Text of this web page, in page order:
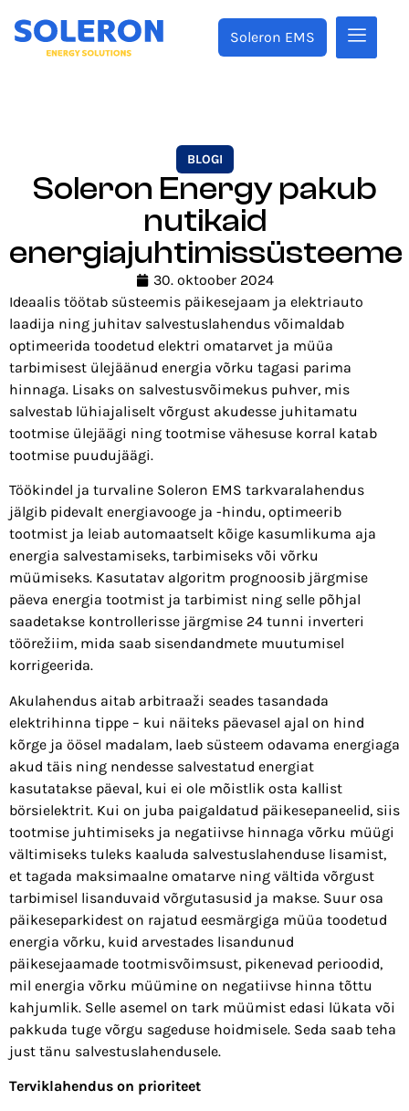
Soleron EMS
BLOGI
Soleron Energy pakub
nutikaid
energiajuhtimissüsteeme
30. oktoober 2024
Ideaalis töötab süsteemis päikesejaam ja elektriauto
laadija ning juhitav salvestuslahendus võimaldab
optimeerida toodetud elektri omatarvet ja müüa
tarbimisest ülejäänud energia võrku tagasi parima
hinnaga. Lisaks on salvestusvõimekus puhver, mis
salvestab lühiajaliselt võrgust akudesse juhitamatu
tootmise ülejäägi ning tootmise vähesuse korral katab
tootmise puudujäägi.
Töökindel ja turvaline Soleron EMS tarkvaralahendus
jälgib pidevalt energiavooge ja -hindu, optimeerib
tootmist ja leiab automaatselt kõige kasumlikuma aja
energia salvestamiseks, tarbimiseks või võrku
müümiseks. Kasutatav algoritm prognoosib järgmise
päeva energia tootmist ja tarbimist ning selle põhjal
saadetakse kontrollerisse järgmise 24 tunni inverteri
töörežiim, mida saab sisendandmete muutumisel
korrigeerida.
Akulahendus aitab arbitraaži seades tasandada
elektrihinna tippe – kui näiteks päevasel ajal on hind
kõrge ja öösel madalam, laeb süsteem odavama energiaga
akud täis ning nendesse salvestatud energiat
kasutatakse päeval, kui ei ole mõistlik osta kallist
börsielektrit. Kui on juba paigaldatud päikesepaneelid, siis
tootmise juhtimiseks ja negatiivse hinnaga võrku müügi
vältimiseks tuleks kaaluda salvestuslahenduse lisamist,
et tagada maksimaalne omatarve ning vältida võrgust
tarbimisel lisanduvaid võrgutasusid ja makse. Suur osa
päikeseparkidest on rajatud eesmärgiga müüa toodetud
energia võrku, kuid arvestades lisandunud
päikesejaamade tootmisvõimsust, pikenevad perioodid,
mil energia võrku müümine on negatiivse hinna tõttu
kahjumlik. Selle asemel on tark müümist edasi lükata või
pakkuda tuge võrgu sageduse hoidmisele. Seda saab teha
just tänu salvestuslahendusele.
Terviklahendus on prioriteet